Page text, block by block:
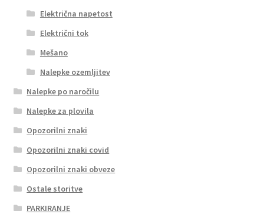
Električna napetost
Električni tok
Mešano
Nalepke ozemljitev
Nalepke po naročilu
Nalepke za plovila
Opozorilni znaki
Opozorilni znaki covid
Opozorilni znaki obveze
Ostale storitve
PARKIRANJE